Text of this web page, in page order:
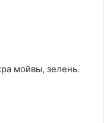
мойвы, зелень.